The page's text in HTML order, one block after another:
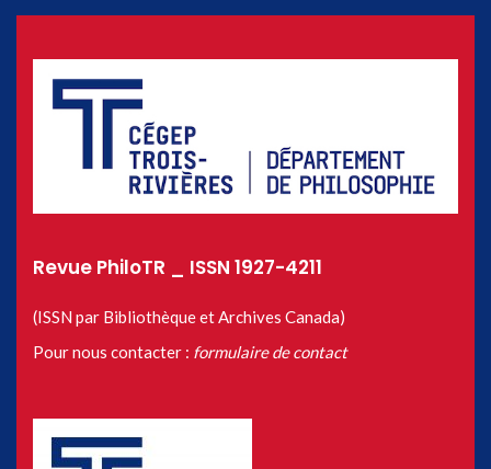
Revue PhiloTR _ ISSN 1927-4211
(ISSN par Bibliothèque et Archives Canada)
Pour nous contacter : formulaire de contact